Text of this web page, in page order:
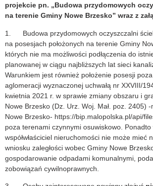
projekcie pn. „Budowa przydomowych
na terenie Gminy Nowe Brzesko” wraz z
1. Budowa przydomowych oczyszczalni
na posesjach położonych na terenie Gminy
których nie ma możliwości podłączenia do
planowanej w ciągu najbliższych lat sieci
Warunkiem jest również położenie posesji
aglomeracji wyznaczonej uchwałą nr XXVIII/
kwietnia 2021 r. w sprawie zmiany obszaru i
Nowe Brzesko (Dz. Urz. Woj. Mał. poz. 2405)
Nowe Brzesko- https://bip.malopolska.pl/api/
poza terenami czynnymi osuwiskowo. Ponadto
współwłaściciel nieruchomości nie może mieć
wniosku zaległości wobec Gminy Nowe
gospodarowanie odpadami komunalnymi,
zobowiązań cywilnoprawnych.